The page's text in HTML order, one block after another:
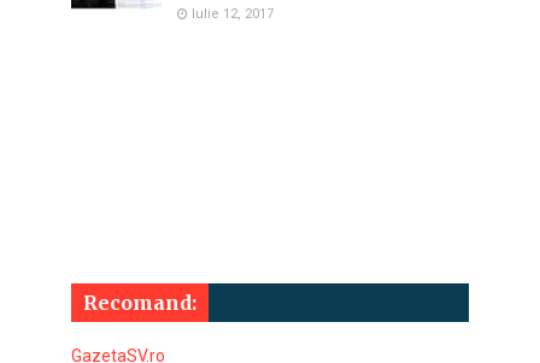
Iulie 12, 2017
Recomand:
GazetaSV.ro